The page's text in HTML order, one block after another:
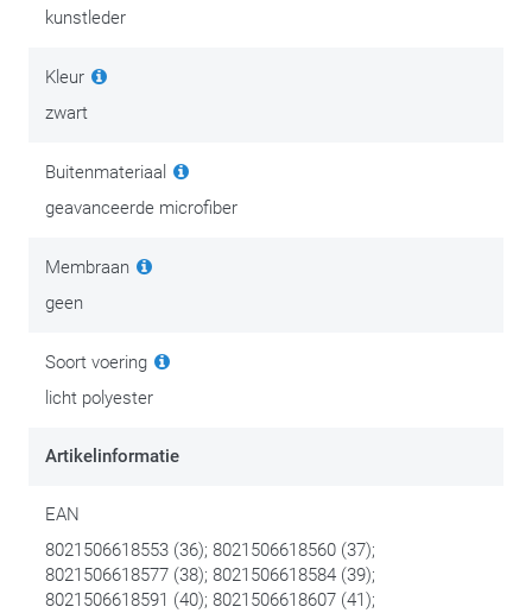
kunstleder
Kleur
zwart
Buitenmateriaal
geavanceerde microfiber
Membraan
geen
Soort voering
licht polyester
Artikelinformatie
EAN
8021506618553 (36); 8021506618560 (37);
8021506618577 (38); 8021506618584 (39);
8021506618591 (40); 8021506618607 (41);